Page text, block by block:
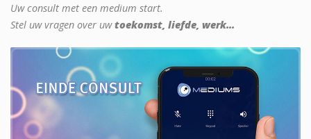
Uw consult met een medium start.
Stel uw vragen over uwtoekomst, liefde, werk...